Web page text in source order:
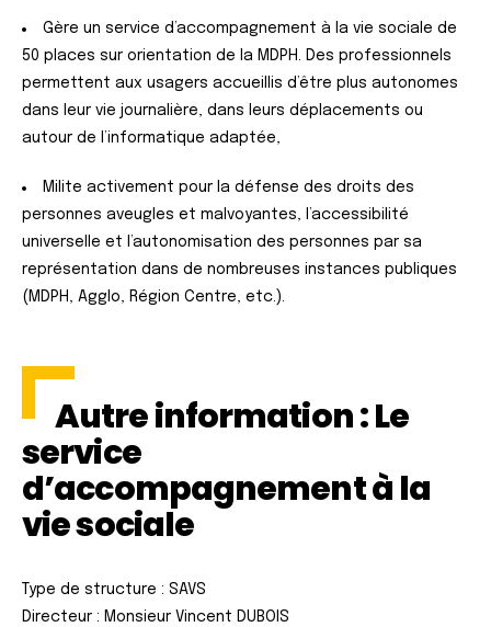
Gère un service d’accompagnement à la vie sociale de
50 places sur orientation de la MDPH. Des professionnels
permettent aux usagers accueillis d’être plus autonomes
dans leur vie journalière, dans leurs déplacements ou
autour de l’informatique adaptée,
Milite activement pour la défense des droits des
personnes aveugles et malvoyantes, l’accessibilité
universelle et l’autonomisation des personnes par sa
représentation dans de nombreuses instances publiques
(MDPH, Agglo, Région Centre, etc.).
Autre information: Le
service
d’accompagnement à la
vie sociale
Type de structure : SAVS
Directeur : Monsieur Vincent DUBOIS